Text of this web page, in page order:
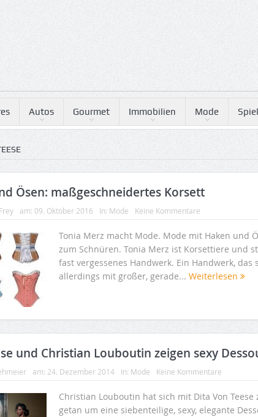
Autos Gourmet Immobilien Mode
Ösen: maßgeschneidertes Korsett
am: 09. Oktober 2016 In: Mode Keine Kommentare
Tonia Merz macht Mode. Mode mit Haken und
zum Schnüren. Tonia Merz ist Korsettiere und
fast vergessenes Handwerk. Ein Handwerk, das
allerdings mit großer, gerade... Weiterlesen
und Christian Louboutin zeigen sexy
am: 24. Dezember 2014 In: Mode Keine Kommentare
Christian Louboutin hat sich mit Dita Von Teese
getan um eine siebenteilige, sexy, elegante